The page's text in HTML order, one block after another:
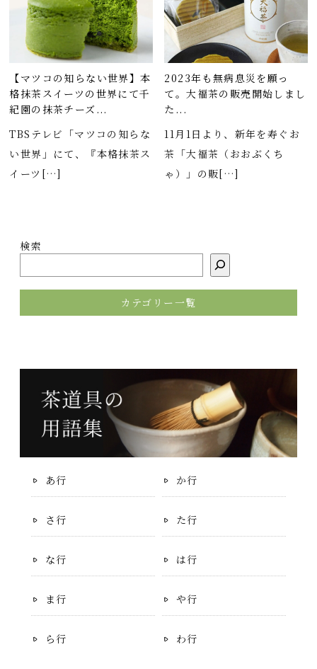
【マツコの知らない世界】本
格抹茶スイーツの世界にて千
紀園の抹茶チーズ...
TBSテレビ「マツコの知らな
い世界」にて、『本格抹茶ス
イーツ[…]
2023年も無病息災を願っ
て。大福茶の販売開始しまし
た...
11月1日より、新年を寿ぐお
茶「大福茶（おおぶくち
ゃ）」の販[…]
検索
カテゴリー一覧
あ行 か行
さ行 た行
な行 は行
ま行 や行
ら行 わ行